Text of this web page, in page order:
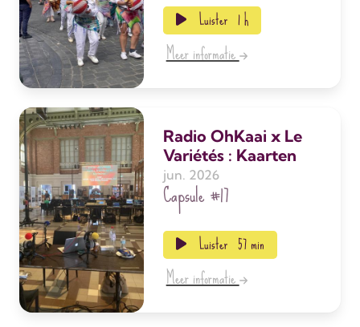
Luister 1 h
Meer informatie
Radio OhKaai x Le
Variétés : Kaarten
jun. 2026
Capsule#17
Luister 57 min
Meer informatie